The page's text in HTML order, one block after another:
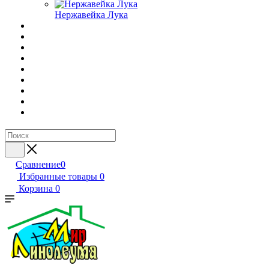
Нержавейка Лука
Сравнение0
Избранные товары 0
Корзина 0